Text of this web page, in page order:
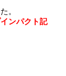
。
ンパクト記